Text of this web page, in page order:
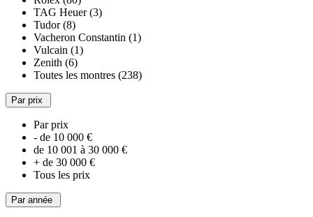
TAG Heuer (3)
Tudor (8)
Vacheron Constantin (1)
Vulcain (1)
Zenith (6)
Toutes les montres (238)
Par prix
Par prix
- de 10 000 €
de 10 001 à 30 000 €
+ de 30 000 €
Tous les prix
Par année